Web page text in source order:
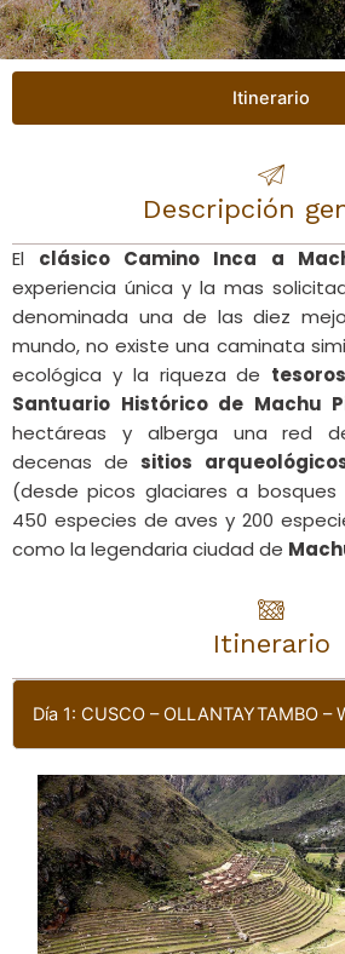
Itinerario
Descripción
El clásico Camino Inca a
experiencia única y la mas
denominada una de las diez
mundo, no existe una caminata
ecológica y la riqueza de
Santuario Histórico de Machu
hectáreas y alberga una red
decenas de sitios
(desde picos glaciares a
450 especies de aves y 200
como la legendaria ciudad de
Itinerario
Día 1: CUSCO – OLLANTAYTAMBO –